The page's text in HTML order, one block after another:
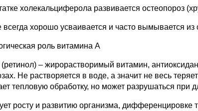
холекальциферола развивается остеопороз
всегда хорошо усваивается и часто вымывается
роль витамина А
– жирорастворимый витамин,
Не растворяется в воде, а значит не весь
тепловую обработку, но может разрушаться при
росту и развитию организма, дифференцировке